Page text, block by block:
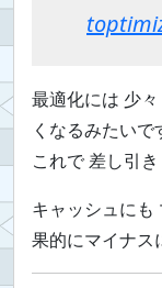
最適化には 少
くなるみたい
これで 差し引
キャッシュにも
果的にマイナ